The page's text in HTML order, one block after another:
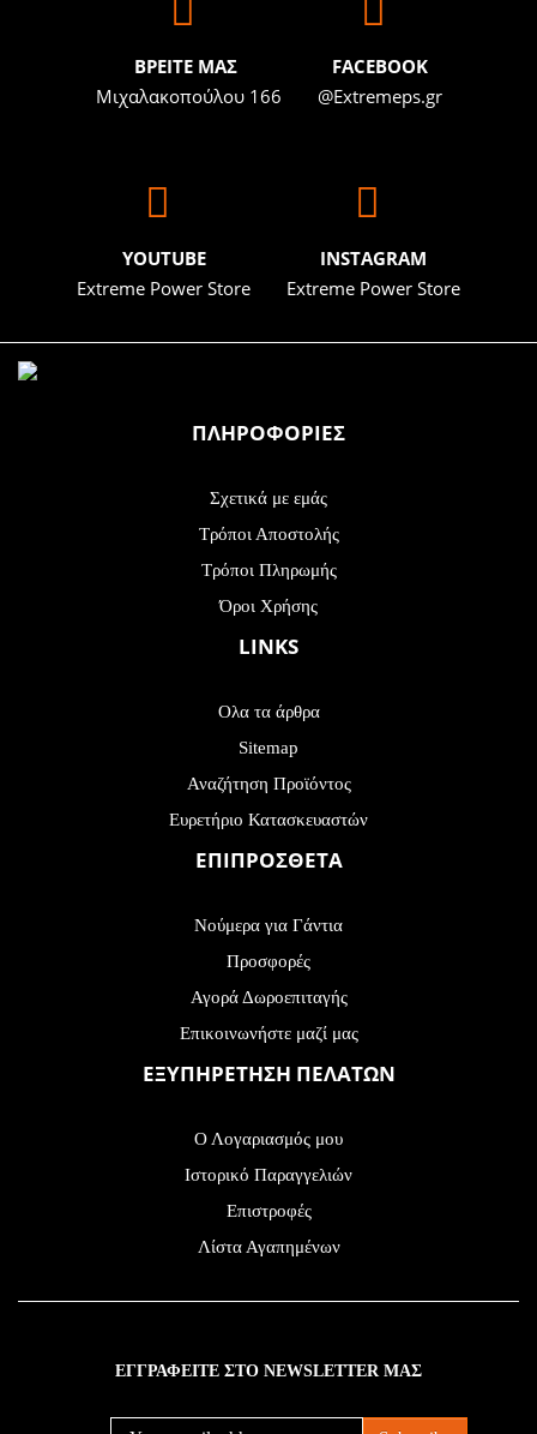
BΡΕΙΤΕ ΜΑΣ
Μιχαλακοπούλου 166
FACEBOOK
@Extremeps.gr
YOUTUBE
Extreme Power Store
INSTAGRAM
Extreme Power Store
ΠΛΗΡΟΦΟΡΙΕΣ
Σχετικά με εμάς
Τρόποι Αποστολής
Τρόποι Πληρωμής
Όροι Χρήσης
LINKS
Ολα τα άρθρα
Sitemap
Αναζήτηση Προϊόντος
Ευρετήριο Κατασκευαστών
ΕΠΙΠΡΟΣΘΕΤΑ
Νούμερα για Γάντια
Προσφορές
Αγορά Δωροεπιταγής
Επικοινωνήστε μαζί μας
ΕΞΥΠΗΡΕΤΗΣΗ ΠΕΛΑΤΩΝ
Ο Λογαριασμός μου
Ιστορικό Παραγγελιών
Επιστροφές
Λίστα Αγαπημένων
ΕΓΓΡΑΦΕΙΤΕ ΣΤΟ NEWSLETTER ΜΑΣ